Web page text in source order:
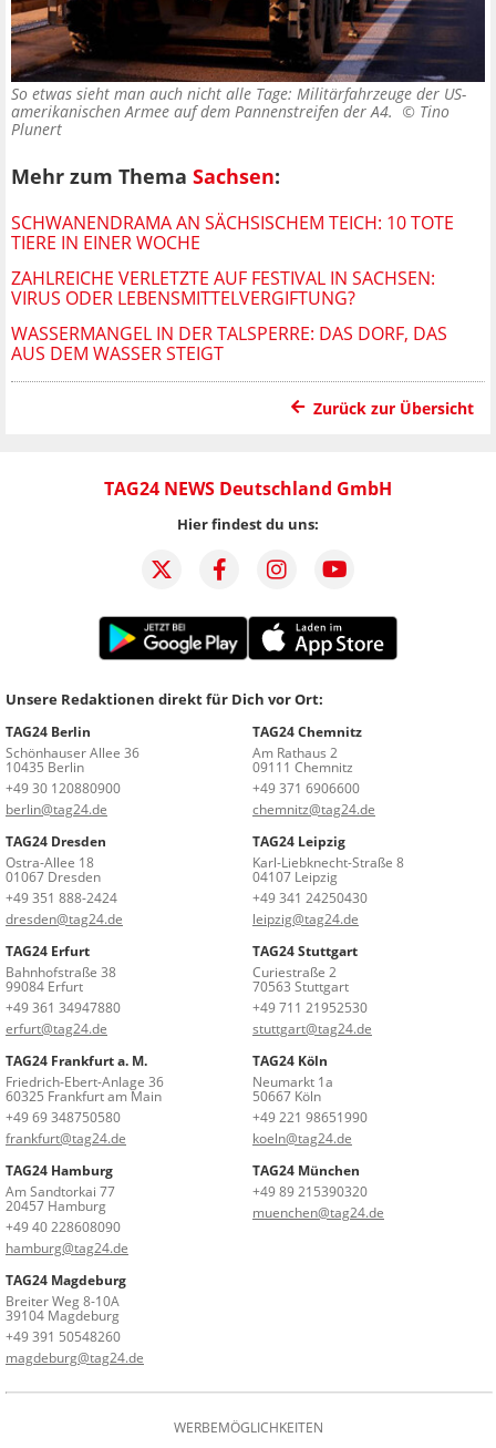
So etwas sieht man auch nicht alle Tage: Militärfahrzeuge der US-
amerikanischen Armee auf dem Pannenstreifen der A4. © Tino
Plunert
Mehr zum Thema Sachsen:
SCHWANENDRAMA AN SÄCHSISCHEM TEICH: 10 TOTE
TIERE IN EINER WOCHE
ZAHLREICHE VERLETZTE AUF FESTIVAL IN SACHSEN:
VIRUS ODER LEBENSMITTELVERGIFTUNG?
WASSERMANGEL IN DER TALSPERRE: DAS DORF, DAS
AUS DEM WASSER STEIGT
Zurück zur Übersicht
TAG24 NEWS Deutschland GmbH
Hier findest du uns:
Unsere Redaktionen direkt für Dich vor Ort:
TAG24 Berlin
Schönhauser Allee 36
10435 Berlin
+49 30 120880900
berlin@tag24.de
TAG24 Chemnitz
Am Rathaus 2
09111 Chemnitz
+49 371 6906600
chemnitz@tag24.de
TAG24 Dresden
Ostra-Allee 18
01067 Dresden
+49 351 888-2424
dresden@tag24.de
TAG24 Leipzig
Karl-Liebknecht-Straße 8
04107 Leipzig
+49 341 24250430
leipzig@tag24.de
TAG24 Erfurt
Bahnhofstraße 38
99084 Erfurt
+49 361 34947880
erfurt@tag24.de
TAG24 Stuttgart
Curiestraße 2
70563 Stuttgart
+49 711 21952530
stuttgart@tag24.de
TAG24 Frankfurt a. M.
Friedrich-Ebert-Anlage 36
60325 Frankfurt am Main
+49 69 348750580
frankfurt@tag24.de
TAG24 Köln
Neumarkt 1a
50667 Köln
+49 221 98651990
koeln@tag24.de
TAG24 Hamburg
Am Sandtorkai 77
20457 Hamburg
+49 40 228608090
hamburg@tag24.de
TAG24 München
+49 89 215390320
muenchen@tag24.de
TAG24 Magdeburg
Breiter Weg 8-10A
39104 Magdeburg
+49 391 50548260
magdeburg@tag24.de
WERBEMÖGLICHKEITEN